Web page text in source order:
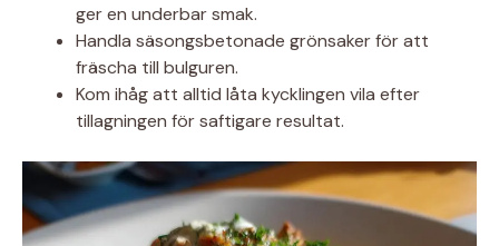
ger en underbar smak.
Handla säsongsbetonade grönsaker för att
fräscha till bulguren.
Kom ihåg att alltid låta kycklingen vila efter
tillagningen för saftigare resultat.